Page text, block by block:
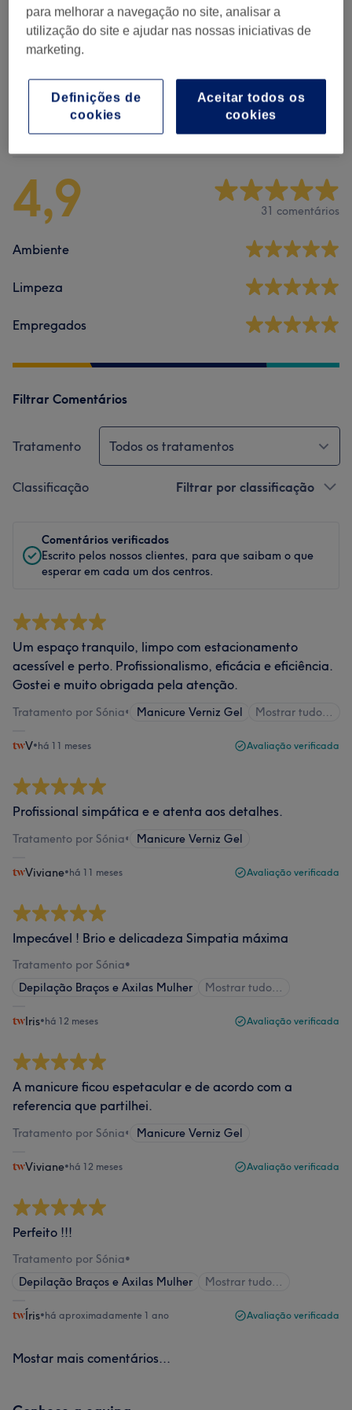
Depilação ( 6) desde € 4
4,9 31 comentários
Ambiente
Limpeza
Empregados
Filtrar Comentários
Tratamento Todos os tratamentos
Classificação Filtrar por classificação
Comentários verificados
Escrito pelos nossos clientes, para que saibam o que
esperar em cada um dos centros.
Um espaço tranquilo, limpo com estacionamento
acessível e perto. Profissionalismo, eficácia e eficiência.
Gostei e muito obrigada pela atenção.
Tratamento por Sónia• Manicure Verniz Gel Mostrar tudo…
V•há 11 meses Avaliação verificada
Profissional simpática e e atenta aos detalhes.
Tratamento por Sónia• Manicure Verniz Gel
Viviane•há 11 meses Avaliação verificada
Impecável ! Brio e delicadeza Simpatia máxima
Tratamento por Sónia•
Depilação Braços e Axilas Mulher
Mostrar tudo…
Iris•há 12 meses Avaliação verificada
A manicure ficou espetacular e de acordo com a
referencia que partilhei.
Tratamento por Sónia• Manicure Verniz Gel
Viviane•há 12 meses Avaliação verificada
Perfeito !!!
Tratamento por Sónia•
Depilação Braços e Axilas Mulher
Mostrar tudo…
Íris•há aproximadamente 1 ano Avaliação verificada
Mostar mais comentários...
para melhorar a navegação no site, analisar a
utilização do site e ajudar nas nossas iniciativas de
marketing.
Aceitar todos os
cookies
Definições de
cookies